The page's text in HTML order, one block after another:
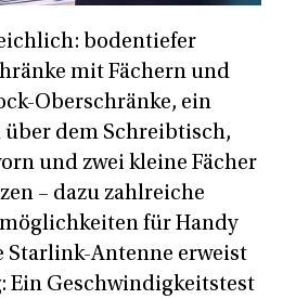
bodentiefer
mit Fächern und
Oberschränke, ein
über dem Schreibtisch,
und zwei kleine Fächer
– dazu zahlreiche
für Handy
Starlink-Antenne erweist
Ein Geschwindigkeitstest